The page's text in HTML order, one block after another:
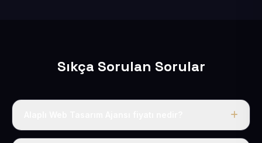
Sıkça Sorulan Sorular
Tek fiyat uygulanır: yıllık 50 USD + KDV. Bu bedele alan